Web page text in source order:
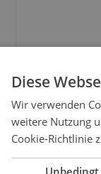
Diese
Wir verwenden
weitere Nutzung
Cookie-Richtlinie
Unbedingt